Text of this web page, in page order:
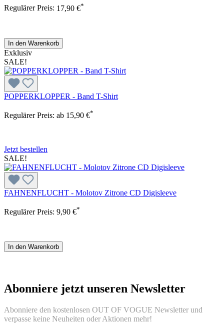
Regulärer Preis: 17,90 €*
In den Warenkorb
Exklusiv
SALE!
POPPERKLOPPER - Band T-Shirt
Regulärer Preis: ab 15,90 €*
Jetzt bestellen
SALE!
FAHNENFLUCHT - Molotov Zitrone CD Digisleeve
Regulärer Preis: 9,90 €*
In den Warenkorb
Abonniere jetzt unseren Newsletter
Abonniere den kostenlosen OUT OF VOGUE Newsletter und
verpasse keine Neuheiten oder Aktionen mehr!